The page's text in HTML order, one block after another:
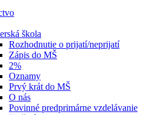
škola
Rozhodnutie o prijatí/neprijatí
Zápis do MŠ
2%
Oznamy
Prvý krát do MŠ
O nás
Povinné predprimárne vzdelávanie